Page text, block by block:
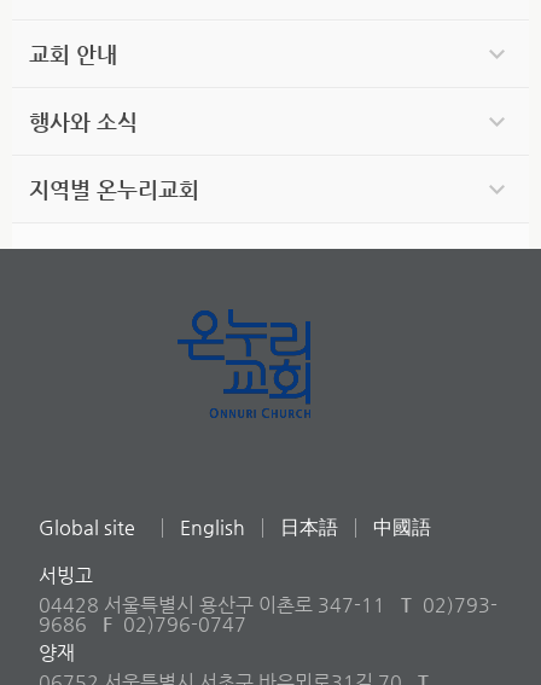
교회 안내
행사와 소식
지역별 온누리교회
Global site English 日本語 中國語
서빙고
04428 서울특별시 용산구 이촌로 347-11
T 02)793-
9686
F 02)796-0747
양재